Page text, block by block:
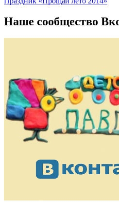
по
записям
Наше сообщество